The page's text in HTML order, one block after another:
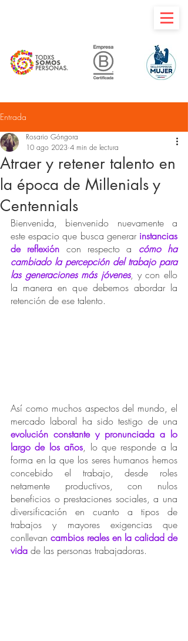
Entrada
Atraer y retener talento en
la época de Millenials y
Centennials
Rosario Góngora
10 ago 2023 4 min de lectura
Bienvenida, bienvenido nuevamente a
este espacio que busca generar instancias
de reflexión con respecto a cómo ha
cambiado la percepción del trabajo para
las generaciones más jóvenes, y con ello
la manera en que debemos abordar la
retención de ese talento.
Así como muchos aspectos del mundo, el
evolución constante y pronunciada a lo
largo de los años, lo que responde a la
forma en la que los seres humanos hemos
concebido el trabajo, desde roles
netamente productivos, con nulos
beneficios o prestaciones sociales, a una
diversificación en cuanto a tipos de
trabajos y mayores exigencias que
conllevan cambios reales en la calidad de
vida de las personas trabajadoras.